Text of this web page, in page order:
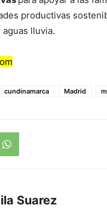
productivas
lluvia.
cundinamarca Madrid
Suarez